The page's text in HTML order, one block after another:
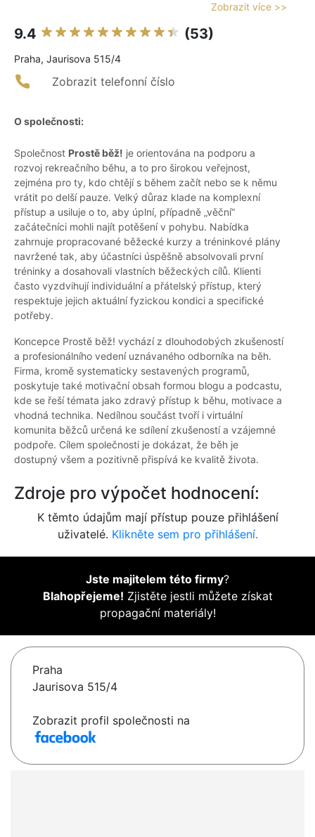
Zobrazit více >>
9.4 (53)
Praha, Jaurisova 515/4
Zobrazit telefonní číslo
O společnosti:
Společnost Prostě běž! je orientována na podporu a
rozvoj rekreačního běhu, a to pro širokou veřejnost,
zejména pro ty, kdo chtějí s během začít nebo se k němu
vrátit po delší pauze. Velký důraz klade na komplexní
přístup a usiluje o to, aby úplní, případně „věční“
začátečníci mohli najít potěšení v pohybu. Nabídka
zahrnuje propracované běžecké kurzy a tréninkové plány
navržené tak, aby účastníci úspěšně absolvovali první
tréninky a dosahovali vlastních běžeckých cílů. Klienti
často vyzdvihují individuální a přátelský přístup, který
respektuje jejich aktuální fyzickou kondici a specifické
potřeby.
Koncepce Prostě běž! vychází z dlouhodobých zkušeností
a profesionálního vedení uznávaného odborníka na běh.
Firma, kromě systematicky sestavených programů,
poskytuje také motivační obsah formou blogu a podcastu,
kde se řeší témata jako zdravý přístup k běhu, motivace a
vhodná technika. Nedílnou součást tvoří i virtuální
komunita běžců určená ke sdílení zkušeností a vzájemné
podpoře. Cílem společnosti je dokázat, že běh je
dostupný všem a pozitivně přispívá ke kvalitě života.
Zdroje pro výpočet hodnocení:
K těmto údajům mají přístup pouze přihlášení
uživatelé. Klikněte sem pro přihlášení.
Jste majitelem této firmy?
Blahopřejeme! Zjistěte jestli můžete získat
propagační materiály!
Praha
Jaurisova 515/4
Zobrazit profil společnosti na